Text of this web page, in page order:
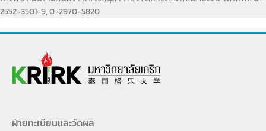
2552-3501-9, 0-2970-5820
ฝ่ายทะเบียนและวัดผล